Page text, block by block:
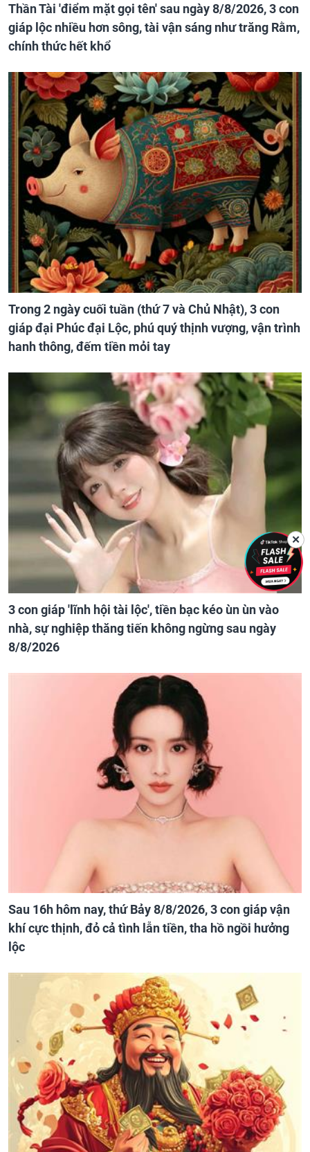
Thần Tài 'điểm mặt gọi tên' sau ngày 8/8/2026, 3 con
giáp lộc nhiều hơn sông, tài vận sáng như trăng Rằm,
chính thức hết khổ
Trong 2 ngày cuối tuần (thứ 7 và Chủ Nhật), 3 con
giáp đại Phúc đại Lộc, phú quý thịnh vượng, vận trình
hanh thông, đếm tiền mỏi tay
3 con giáp 'lĩnh hội tài lộc', tiền bạc kéo ùn ùn vào
nhà, sự nghiệp thăng tiến không ngừng sau ngày
8/8/2026
Sau 16h hôm nay, thứ Bảy 8/8/2026, 3 con giáp vận
khí cực thịnh, đỏ cả tình lẫn tiền, tha hồ ngồi hưởng
lộc
✕